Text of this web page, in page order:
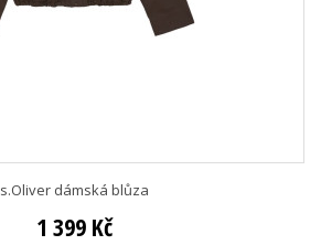
s.Oliver dámská blůza
1 399 Kč